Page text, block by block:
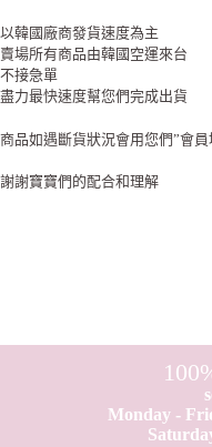
以韓國廠商發貨速度為主
賣場所有商品由韓國空運來台
不接急單
盡力最快速度幫您們完成出貨
商品如遇斷貨狀況會用您們”會
謝謝寶寶們的配合和理解
Monday -